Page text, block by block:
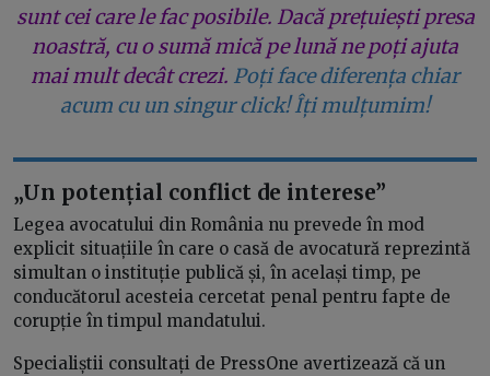
sunt cei care le fac posibile. Dacă prețuiești presa
noastră, cu o sumă mică pe lună ne poți ajuta
mai mult decât crezi. Poți face diferența chiar
acum cu un singur click! Îți mulțumim!
„Un potențial conflict de interese”
Legea avocatului din România nu prevede în mod
explicit situațiile în care o casă de avocatură reprezintă
simultan o instituție publică și, în același timp, pe
conducătorul acesteia cercetat penal pentru fapte de
corupție în timpul mandatului.
Specialiștii consultați de PressOne avertizează că un